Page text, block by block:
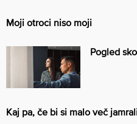
Moji otroci niso moji
Pogled
Kaj pa, če bi si malo več